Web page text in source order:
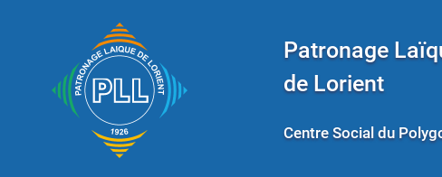
Patronage
de Lorient
Centre Social du